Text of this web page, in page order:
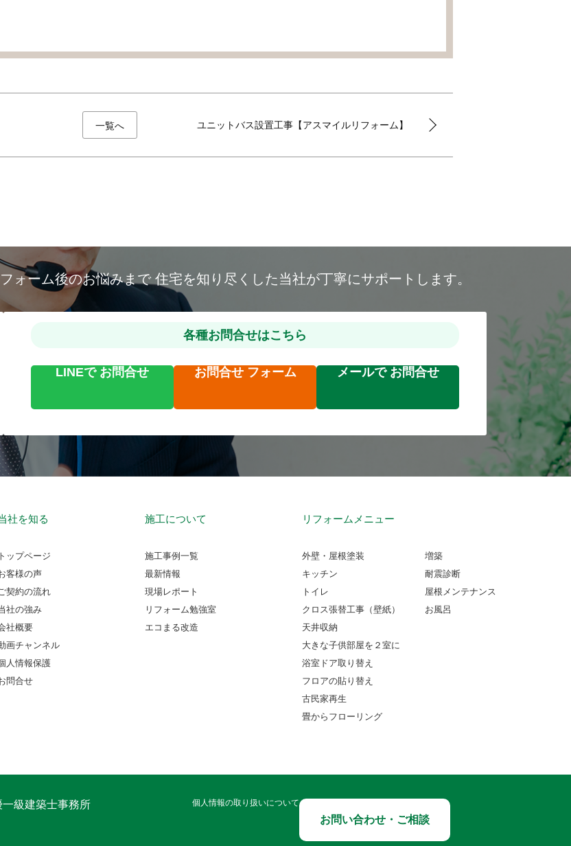
一覧へ ユニットバス設置工事【アスマイルリフォーム】
ォーム後のお悩みまで 住宅を知り尽くした当社が丁寧にサポートします。
各種お問合せはこちら
LINEで お問合せ お問合せ フォーム メールで お問合せ
社を知る
トップページ
客様の声
契約の流れ
社の強み
社概要
画チャンネル
人情報保護
問合せ
施工について
施工事例一覧
最新情報
現場レポート
リフォーム勉強室
エコまる改造
リフォームメニュー
外壁・屋根塗装
キッチン
トイレ
クロス張替工事（壁紙）
天井収納
大きな子供部屋を２室に
浴室ドア取り替え
フロアの貼り替え
古民家再生
畳からフローリング
増築
耐震診断
屋根メンテナンス
お風呂
級建築士事務所 個人情報の取り扱いについて
お問い合わせ・ご相談